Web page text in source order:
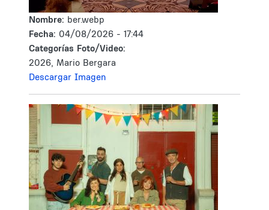
Nombre: ber.webp
Fecha: 04/08/2026 - 17:44
Categorías Foto/Video:
2026, Mario Bergara
Descargar Imagen